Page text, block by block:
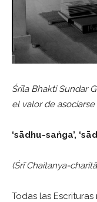
Śrīla Bhakti Sundar
el valor de
‘sādhu-saṅga’,
(Śrī Chaitanya-
Todas las